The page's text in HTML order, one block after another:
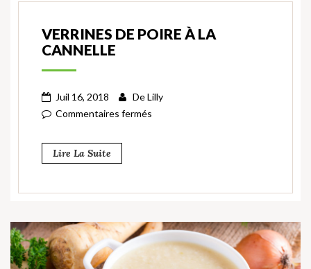
VERRINES DE POIRE À LA
CANNELLE
Juil 16, 2018 DeLilly
Commentaires fermés
Lire La Suite